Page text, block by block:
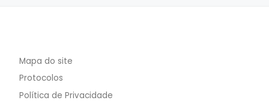
Mapa do site
Protocolos
Política de Privacidade